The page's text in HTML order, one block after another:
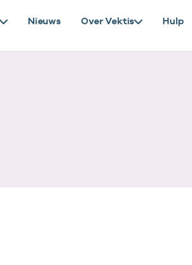
Nieuws Over Vektis Hulp